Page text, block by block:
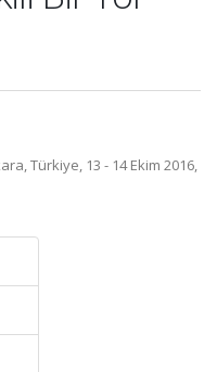
Türkiye, 13 - 14 Ekim 2016,